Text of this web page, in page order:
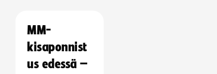
MM-
kisaponnist
us edessä –